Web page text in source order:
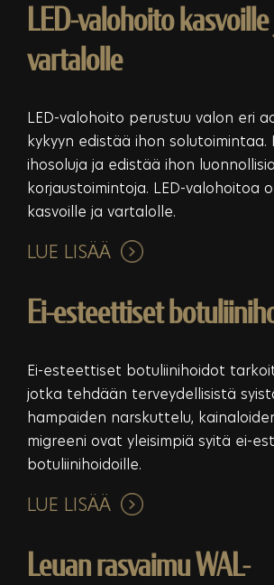
LED-valohoito
vartalolle
LED-valohoito perustuu valon eri
kykyyn edistää ihon solutoimintaa.
ihosoluja ja edistää ihon luonnollisia
korjaustoimintoja. LED-valohoitoa
kasvoille ja vartalolle.
LUE LISÄÄ
Ei-esteettiset
Ei-esteettiset botuliinihoidot
jotka tehdään terveydellisistä
hampaiden narskuttelu,
migreeni ovat yleisimpiä syitä ei-
botuliinihoidoille.
LUE LISÄÄ
Leuan rasvaimu WAL-